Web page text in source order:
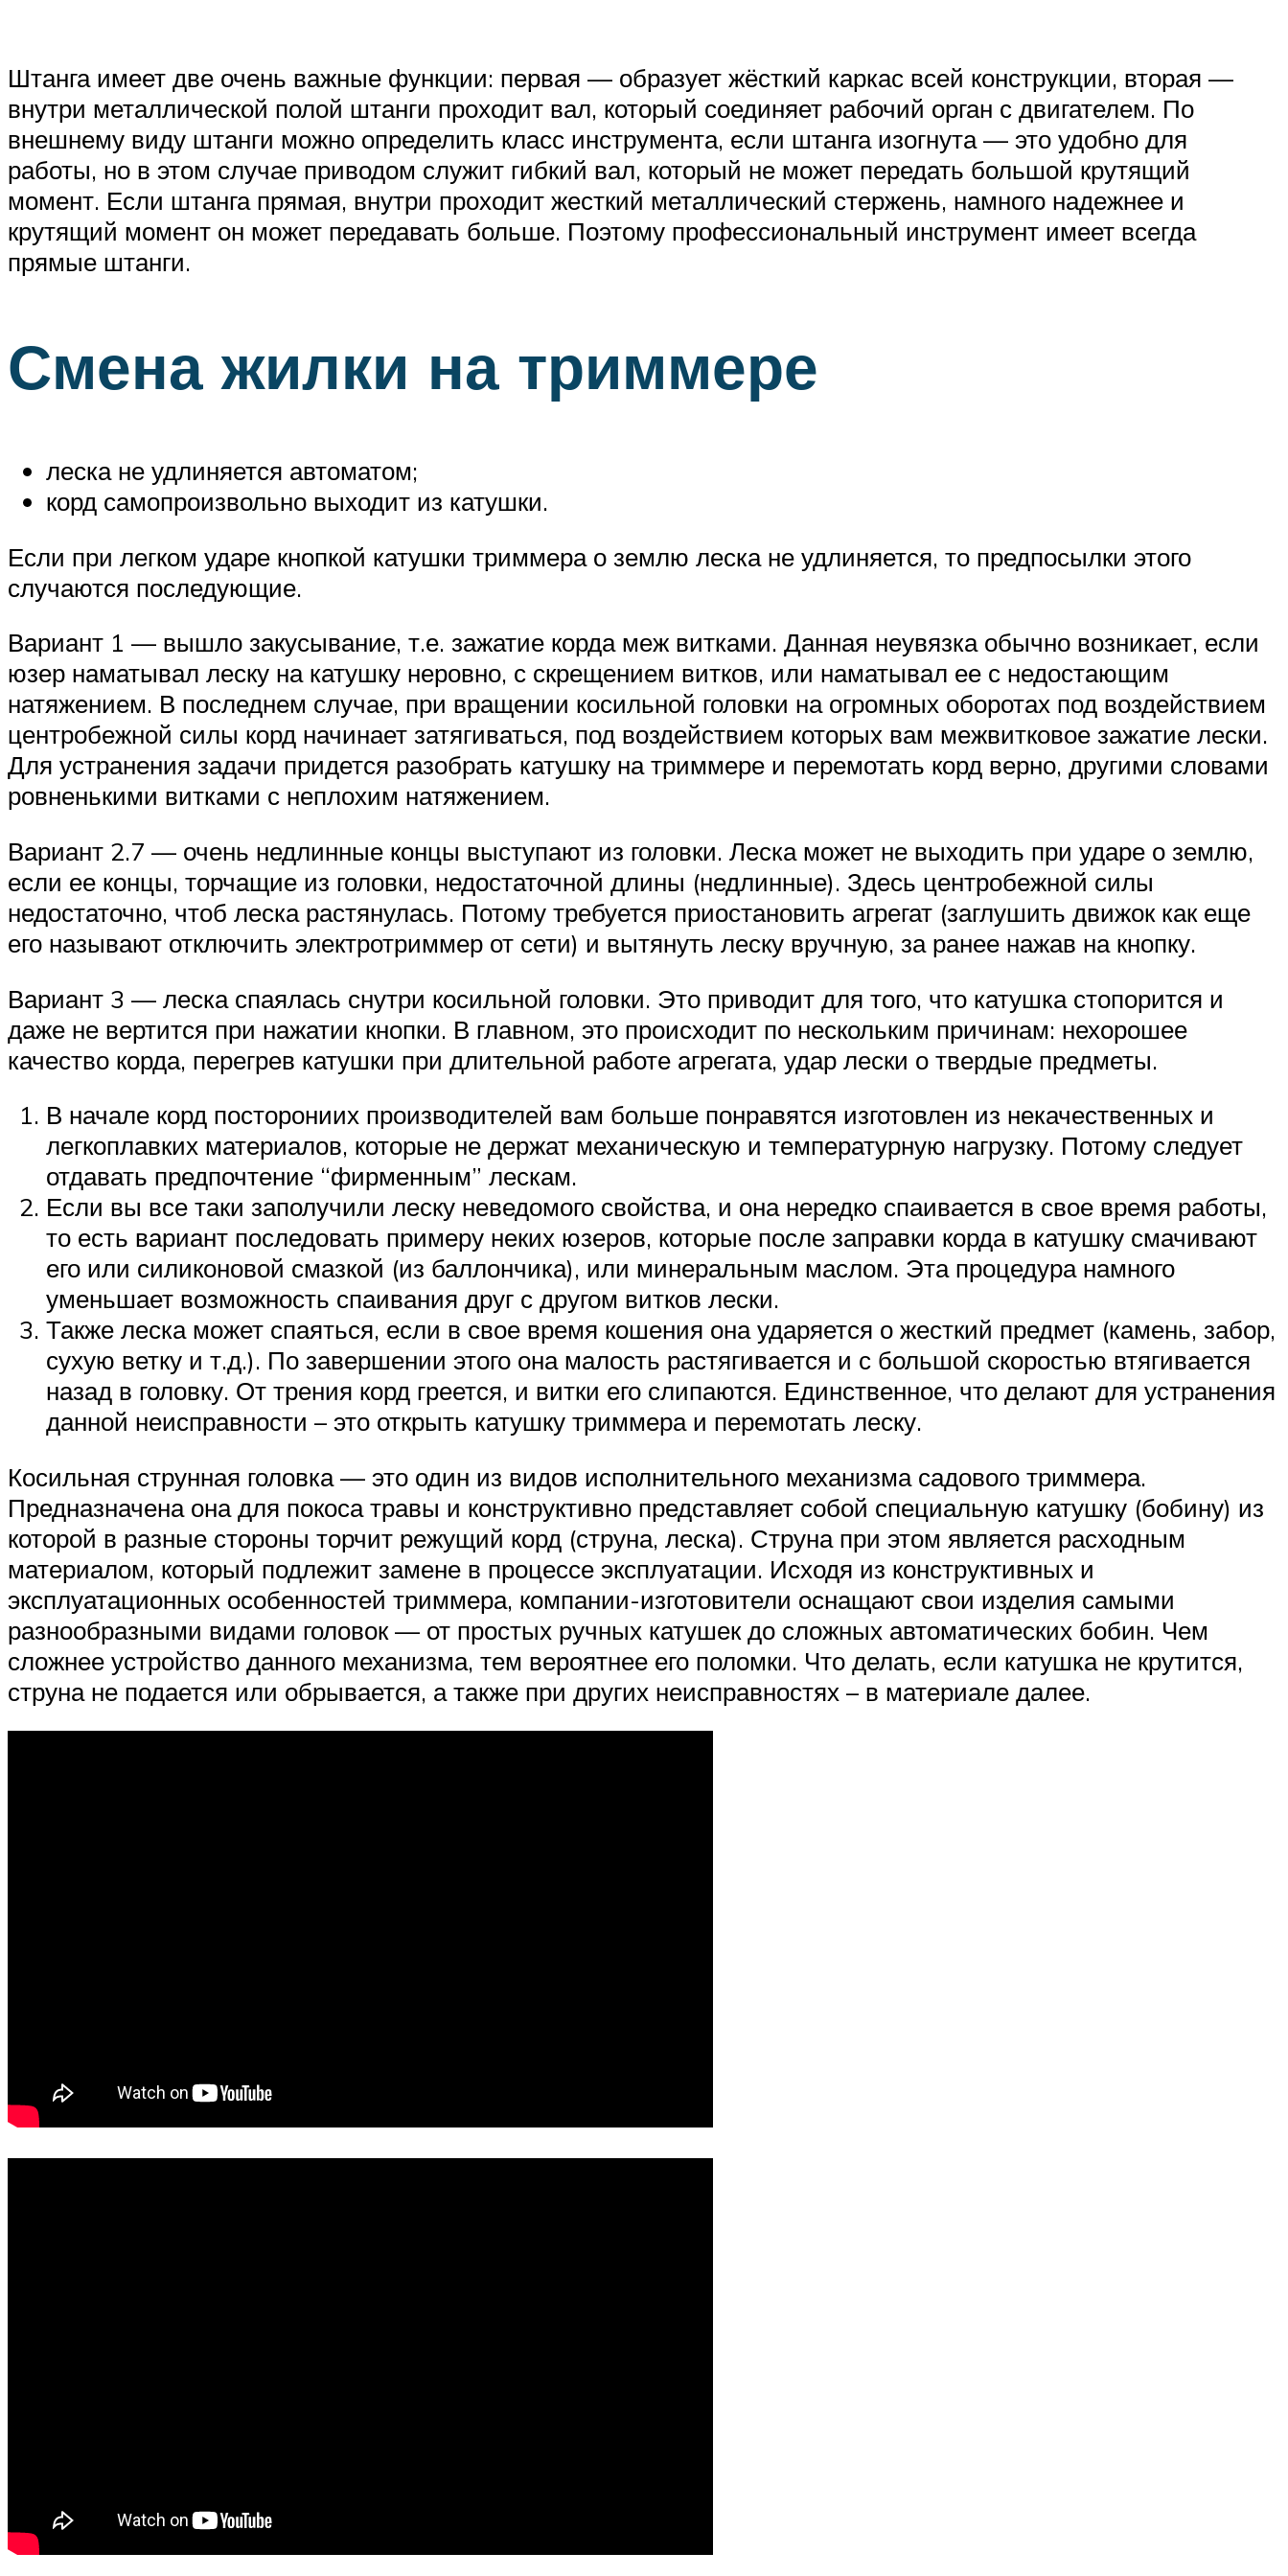
Штанга имеет две очень важные функции: первая — образует жёсткий каркас всей конструкции, вторая —
внутри металлической полой штанги проходит вал, который соединяет рабочий орган с двигателем. По
внешнему виду штанги можно определить класс инструмента, если штанга изогнута — это удобно для
работы, но в этом случае приводом служит гибкий вал, который не может передать большой крутящий
момент. Если штанга прямая, внутри проходит жесткий металлический стержень, намного надежнее и
крутящий момент он может передавать больше. Поэтому профессиональный инструмент имеет всегда
прямые штанги.
Смена жилки на триммере
леска не удлиняется автоматом;
корд самопроизвольно выходит из катушки.
Если при легком ударе кнопкой катушки триммера о землю леска не удлиняется, то предпосылки этого
случаются последующие.
Вариант 1 — вышло закусывание, т.е. зажатие корда меж витками. Данная неувязка обычно возникает, если
юзер наматывал леску на катушку неровно, с скрещением витков, или наматывал ее с недостающим
натяжением. В последнем случае, при вращении косильной головки на огромных оборотах под воздействием
центробежной силы корд начинает затягиваться, под воздействием которых вам межвитковое зажатие лески.
Для устранения задачи придется разобрать катушку на триммере и перемотать корд верно, другими словами
ровненькими витками с неплохим натяжением.
Вариант 2.7 — очень недлинные концы выступают из головки. Леска может не выходить при ударе о землю,
если ее концы, торчащие из головки, недостаточной длины (недлинные). Здесь центробежной силы
недостаточно, чтоб леска растянулась. Потому требуется приостановить агрегат (заглушить движок как еще
его называют отключить электротриммер от сети) и вытянуть леску вручную, за ранее нажав на кнопку.
Вариант 3 — леска спаялась снутри косильной головки. Это приводит для того, что катушка стопорится и
даже не вертится при нажатии кнопки. В главном, это происходит по нескольким причинам: нехорошее
качество корда, перегрев катушки при длительной работе агрегата, удар лески о твердые предметы.
В начале корд посторониих производителей вам больше понравятся изготовлен из некачественных и
легкоплавких материалов, которые не держат механическую и температурную нагрузку. Потому следует
отдавать предпочтение “фирменным” лескам.
Если вы все таки заполучили леску неведомого свойства, и она нередко спаивается в свое время работы,
то есть вариант последовать примеру неких юзеров, которые после заправки корда в катушку смачивают
его или силиконовой смазкой (из баллончика), или минеральным маслом. Эта процедура намного
уменьшает возможность спаивания друг с другом витков лески.
Также леска может спаяться, если в свое время кошения она ударяется о жесткий предмет (камень, забор,
сухую ветку и т.д.). По завершении этого она малость растягивается и с большой скоростью втягивается
назад в головку. От трения корд греется, и витки его слипаются. Единственное, что делают для устранения
данной неисправности – это открыть катушку триммера и перемотать леску.
Косильная струнная головка — это один из видов исполнительного механизма садового триммера.
Предназначена она для покоса травы и конструктивно представляет собой специальную катушку (бобину) из
которой в разные стороны торчит режущий корд (струна, леска). Струна при этом является расходным
материалом, который подлежит замене в процессе эксплуатации. Исходя из конструктивных и
эксплуатационных особенностей триммера, компании-изготовители оснащают свои изделия самыми
разнообразными видами головок — от простых ручных катушек до сложных автоматических бобин. Чем
сложнее устройство данного механизма, тем вероятнее его поломки. Что делать, если катушка не крутится,
струна не подается или обрывается, а также при других неисправностях – в материале далее.